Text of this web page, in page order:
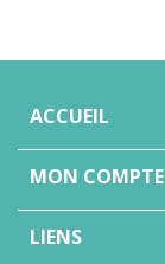
ACCUEIL
MON COMPTE
LIENS